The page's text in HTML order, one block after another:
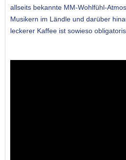
allseits bekannte MM-Wohlfühl-
Musikern im Ländle und darüber
leckerer Kaffee ist sowieso